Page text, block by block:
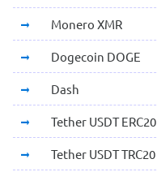
Monero XMR
Dogecoin DOGE
Dash
Tether USDT ERC20
Tether USDT TRC20